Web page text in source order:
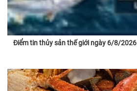
Điểm tin thủy sản thế giới ngày 6/8/2026